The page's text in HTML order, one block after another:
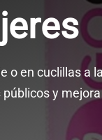
o en cuclillas
y